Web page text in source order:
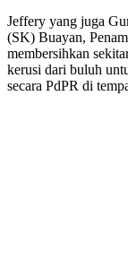
Jeffery yang juga
(SK) Buayan,
membersihkan
kerusi dari buluh
secara PdPR di